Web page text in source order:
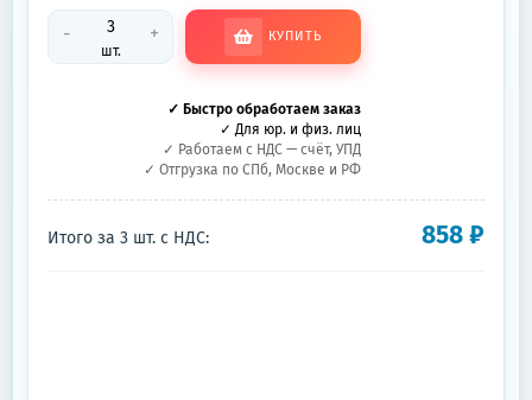
-
шт.
+ КУПИТЬ
✓ Быстро обработаем заказ
✓ Для юр. и физ. лиц
✓ Работаем с НДС — счёт, УПД
✓ Отгрузка по СПб, Москве и РФ
Итого за 3 шт. с НДС: 858₽